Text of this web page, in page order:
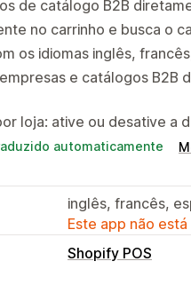
de catálogo B2B
no carrinho e busca o
os idiomas inglês,
e catálogos B2B
loja: ative ou desative a
automaticamente
inglês, francês,
Este app não
Shopify POS